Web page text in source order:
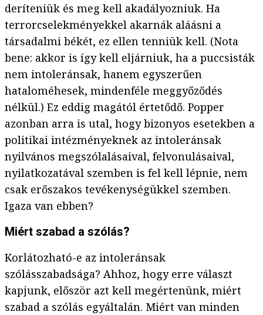
deríteniük és meg kell akadályozniuk. Ha
terrorcselekményekkel akarnák aláásni a
társadalmi békét, ez ellen tenniük kell. (Nota
bene: akkor is így kell eljárniuk, ha a puccsisták
nem intoleránsak, hanem egyszerűen
hataloméhesek, mindenféle meggyőződés
nélkül.) Ez eddig magától értetődő. Popper
azonban arra is utal, hogy bizonyos esetekben a
politikai intézményeknek az intoleránsak
nyilvános megszólalásaival, felvonulásaival,
nyilatkozatával szemben is fel kell lépnie, nem
csak erőszakos tevékenységükkel szemben.
Igaza van ebben?
Miért szabad a szólás?
Korlátozható-e az intoleránsak
szólásszabadsága? Ahhoz, hogy erre választ
kapjunk, először azt kell megértenünk, miért
szabad a szólás egyáltalán. Miért van minden